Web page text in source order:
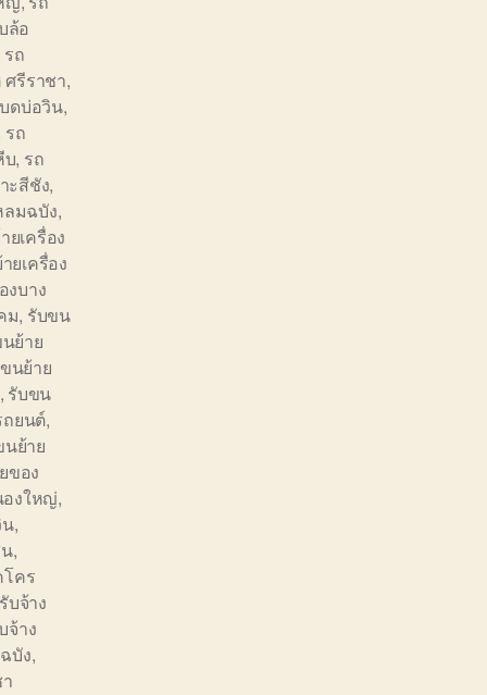
ล้อ
รถ
รีราชา,
ดบ่อวิน,
รถ
บ, รถ
ะสีชัง,
ลมฉบัง,
ยเครื่อง
ยเครื่อง
งบาง
ม, รับขน
ย้าย
นย้าย
, รับขน
ยนต์,
นย้าย
ของ
องใหญ่,
,
,
คร
บจ้าง
จ้าง
บัง,